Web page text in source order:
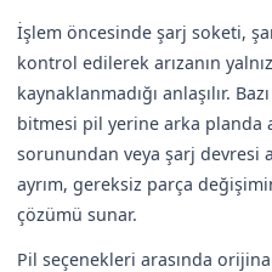
İşlem öncesinde şarj soketi,
kontrol edilerek arızanın
kaynaklanmadığı anlaşılır.
bitmesi pil yerine arka planda
sorunundan veya şarj devresi
ayrım, gereksiz parça
çözümü sunar.
Pil seçenekleri arasında